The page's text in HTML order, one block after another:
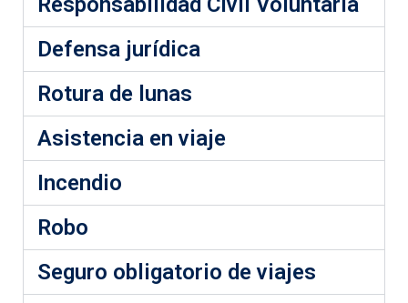
Defensa jurídica
Rotura de lunas
Asistencia en viaje
Incendio
Robo
Seguro obligatorio de viajes